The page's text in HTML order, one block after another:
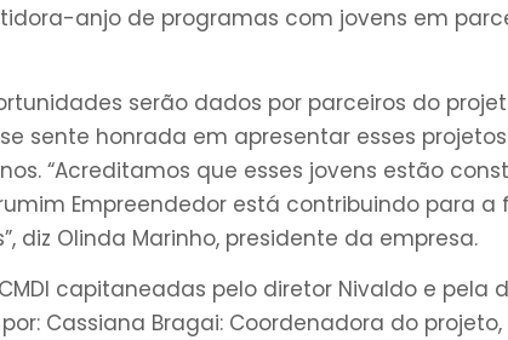
anjo de programas com jovens em
serão dados por parceiros do
sente honrada em apresentar esses
“Acreditamos que esses jovens estão
Empreendedor está contribuindo para
diz Olinda Marinho, presidente da empresa.
capitaneadas pelo diretor Nivaldo e pela
Cassiana Bragai: Coordenadora do